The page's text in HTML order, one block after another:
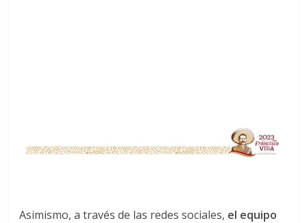
Asimismo, a través de las redes sociales, el equipo